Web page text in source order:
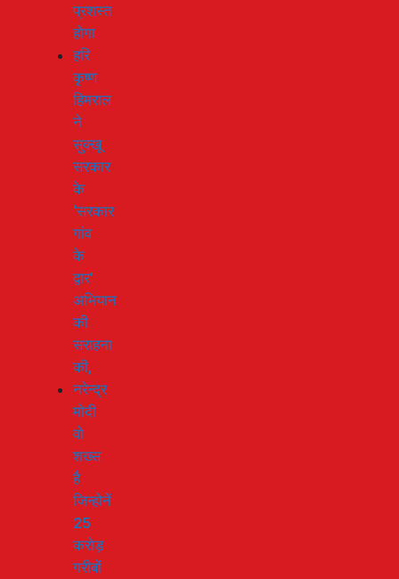
प्रशस्त
होगा
हरि
कृष्ण
हिमराल
ने
सुक्खू
सरकार
के
‘सरकार
गांव
के
द्वार’
अभियान
की
सराहना
की,
नरेन्द्र
मोदी
वो
शख्स
है
जिन्होनें
25
करोड़
गरीबों